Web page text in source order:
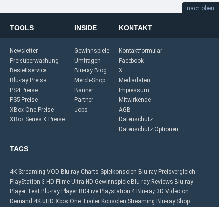
nach oben
TOOLS
Newsletter
Preisüberwachung
Bestellservice
Blu-ray Preise
PS4 Preise
PS5 Preise
XBox One Preise
XBox Series X Preise
INSIDE
Gewinnspiele
Umfragen
Blu-ray Blog
Merch-Shop
Banner
Partner
Jobs
KONTAKT
Kontaktformular
Facebook
X
Mediadaten
Impressum
Mitwirkende
AGB
Datenschutz
Datenschutz Optionen
TAGS
4K-Streaming VOD Blu-ray Charts Spielkonsolen Blu-ray Preisvergleich
PlayStation 3 HD Filme Ultra HD Gewinnspiele Blu-ray Reviews Blu-ray
Player Test Blu-ray Player BD-Live Playstation 4 Blu-ray 3D Video on
Demand 4K UHD Xbox One Trailer Konsolen Streaming Blu-ray Shop